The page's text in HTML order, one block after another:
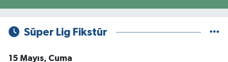
Süper Lig Fikstür
15 Mayıs, Cuma